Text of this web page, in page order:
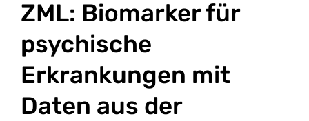
ZML: Biomarker für
psychische
Erkrankungen mit
Daten aus der